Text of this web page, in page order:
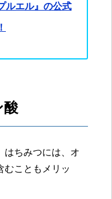
ルエル』の公式
酸
はちみつには、オ
むこともメリッ